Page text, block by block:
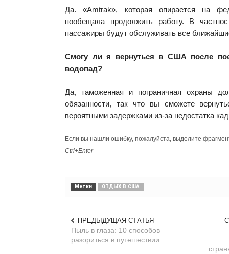
Да. «Amtrak», которая опирается на
пообещала продолжить работу. В
пассажиры будут обслуживать все
Смогу ли я вернуться в США после
водопад?
Да, таможенная и пограничная охраны
обязанности, так что вы сможете
вероятными задержками из-за недостатка
Если вы нашли ошибку, пожалуйста, выделите
Ctrl+Enter
Метки ОТДЫХ В США
ПРЕДЫДУЩАЯ СТАТЬЯ
Пыль в глаза: 10 способов
разориться в путешествии